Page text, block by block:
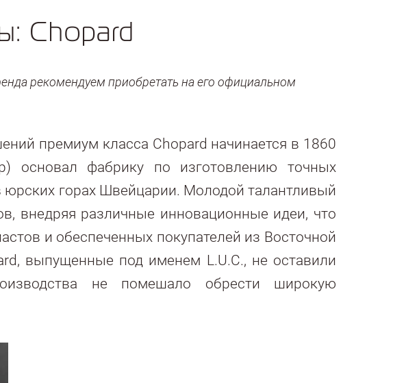
Chopard
рекомендуем приобретать на его официальном
премиум класса Chopard начинается в 1860
основал фабрику по изготовлению точных
горах Швейцарии. Молодой талантливый
внедряя различные инновационные идеи, что
и обеспеченных покупателей из Восточной
выпущенные под именем L.U.C., не оставили
не помешало обрести широкую